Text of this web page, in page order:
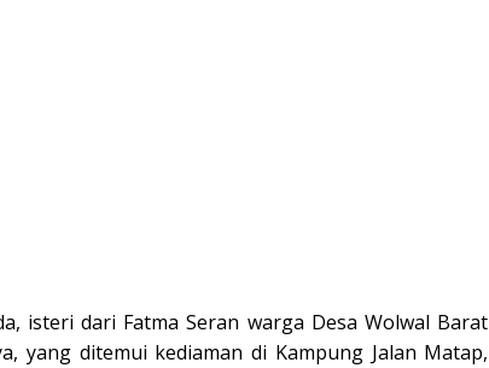
isteri dari Fatma Seran warga Desa Wolwal Barat
yang ditemui kediaman di Kampung Jalan Matap,